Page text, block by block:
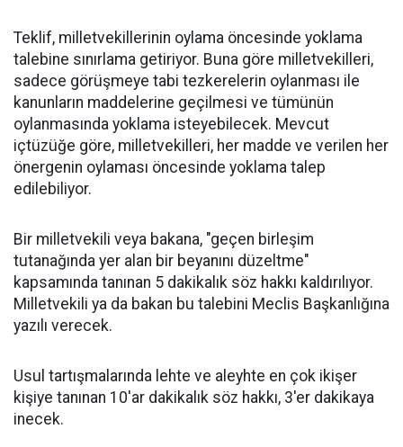
Teklif, milletvekillerinin oylama öncesinde yoklama
talebine sınırlama getiriyor. Buna göre milletvekilleri,
sadece görüşmeye tabi tezkerelerin oylanması ile
kanunların maddelerine geçilmesi ve tümünün
oylanmasında yoklama isteyebilecek. Mevcut
içtüzüğe göre, milletvekilleri, her madde ve verilen her
önergenin oylaması öncesinde yoklama talep
edilebiliyor.
Bir milletvekili veya bakana, "geçen birleşim
tutanağında yer alan bir beyanını düzeltme"
kapsamında tanınan 5 dakikalık söz hakkı kaldırılıyor.
Milletvekili ya da bakan bu talebini Meclis Başkanlığına
yazılı verecek.
Usul tartışmalarında lehte ve aleyhte en çok ikişer
kişiye tanınan 10'ar dakikalık söz hakkı, 3'er dakikaya
inecek.